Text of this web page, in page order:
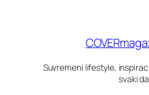
Suvremeni lifestyle,
svaki